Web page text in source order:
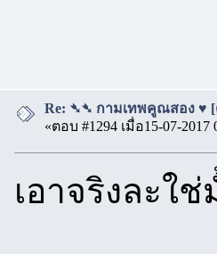
Re: ➴➴ กามเทพคูณสอง ♥ [
«ตอบ #1294 เมื่อ15-07-2017
เอาจริงละใ